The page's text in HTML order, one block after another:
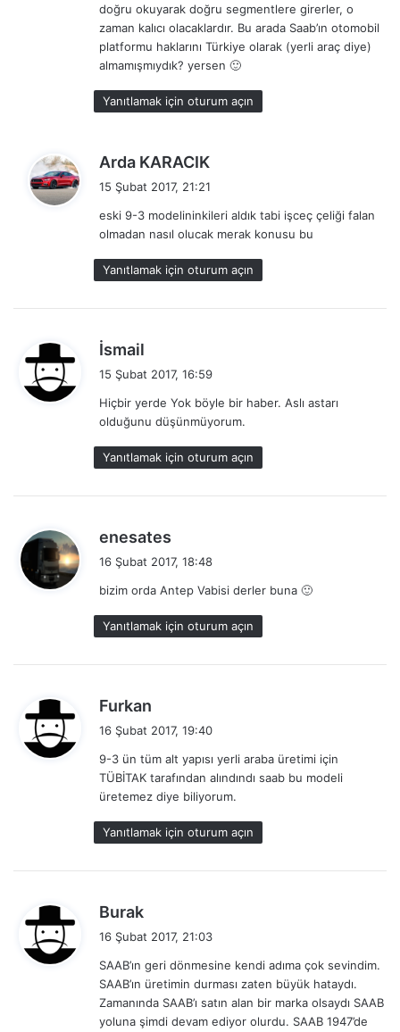
doğru okuyarak doğru segmentlere girerler, o
zaman kalıcı olacaklardır. Bu arada Saab’ın otomobil
platformu haklarını Türkiye olarak (yerli araç diye)
almamışmıydık? yersen 🙂
Yanıtlamak için oturum açın
Arda KARACIK
i
k
i
:
15 Şubat 2017, 21:21
eski 9-3 modelininkileri aldık tabi işceç çeliği falan
olmadan nasıl olucak merak konusu bu
Yanıtlamak için oturum açın
İsmail
i
k
i
:
15 Şubat 2017, 16:59
Hiçbir yerde Yok böyle bir haber. Aslı astarı
olduğunu düşünmüyorum.
Yanıtlamak için oturum açın
enesates
e
i
k
i
16 Şubat 2017, 18:48
bizim orda Antep Vabisi derler buna 🙂
Yanıtlamak için oturum açın
Furkan
e
i
k
i
:
16 Şubat 2017, 19:40
9-3 ün tüm alt yapısı yerli araba üretimi için
TÜBİTAK tarafından alındındı saab bu modeli
üretemez diye biliyorum.
Yanıtlamak için oturum açın
Burak
i
k
i
16 Şubat 2017, 21:03
SAAB’ın geri dönmesine kendi adıma çok sevindim.
SAAB’ın üretimin durması zaten büyük hataydı.
Zamanında SAAB’ı satın alan bir marka olsaydı SAAB
yoluna şimdi devam ediyor olurdu. SAAB 1947’de